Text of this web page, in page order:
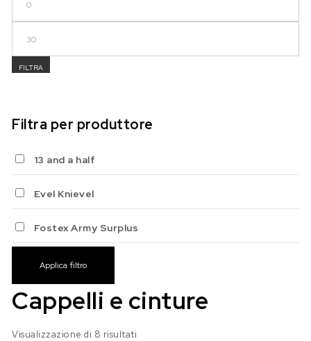
FILTRA
Filtra per produttore
13 and a half
Evel Knievel
Fostex Army Surplus
Applica filtro
Cappelli e cinture
Visualizzazione di 8 risultati